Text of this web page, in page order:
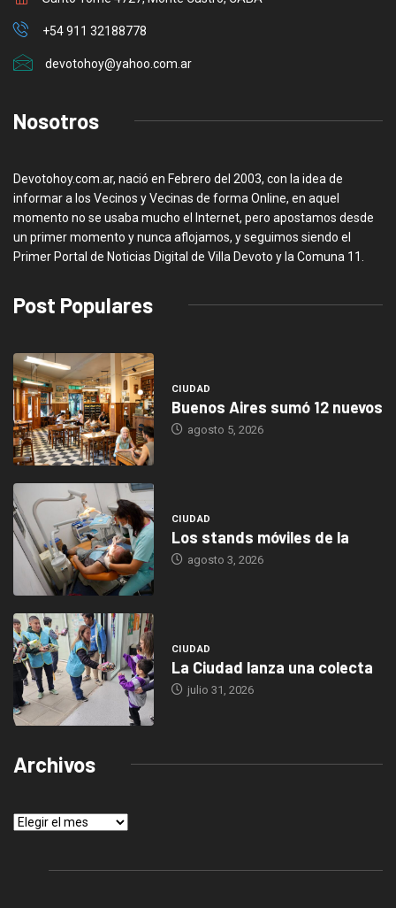
+54 911 32188778
devotohoy@yahoo.com.ar
Nosotros
Devotohoy.com.ar, nació en Febrero del 2003, con la idea de
informar a los Vecinos y Vecinas de forma Online, en aquel
momento no se usaba mucho el Internet, pero apostamos desde
un primer momento y nunca aflojamos, y seguimos siendo el
Primer Portal de Noticias Digital de Villa Devoto y la Comuna 11.
Post Populares
CIUDAD
Buenos Aires sumó 12 nuevos
agosto 5, 2026
CIUDAD
Los stands móviles de la
agosto 3, 2026
CIUDAD
La Ciudad lanza una colecta
julio 31, 2026
Archivos
Archivos